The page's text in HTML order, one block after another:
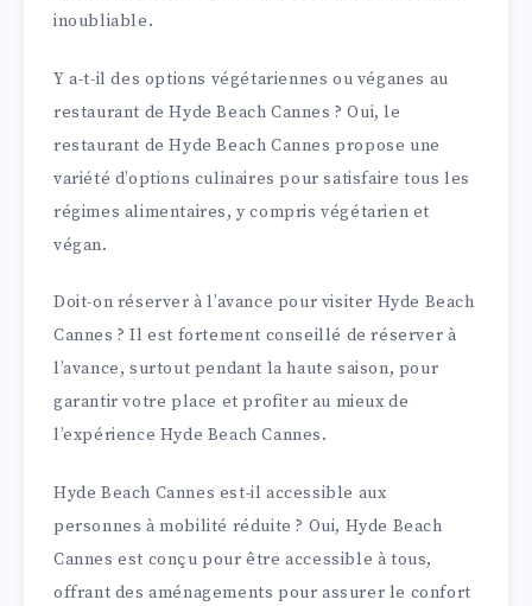
inoubliable.
Y a-t-il des options végétariennes ou véganes au
restaurant de Hyde Beach Cannes ? Oui, le
restaurant de Hyde Beach Cannes propose une
variété d’options culinaires pour satisfaire tous les
régimes alimentaires, y compris végétarien et
végan.
Doit-on réserver à l’avance pour visiter Hyde Beach
Cannes ? Il est fortement conseillé de réserver à
l’avance, surtout pendant la haute saison, pour
garantir votre place et profiter au mieux de
l’expérience Hyde Beach Cannes.
Hyde Beach Cannes est-il accessible aux
personnes à mobilité réduite ? Oui, Hyde Beach
Cannes est conçu pour être accessible à tous,
offrant des aménagements pour assurer le confort